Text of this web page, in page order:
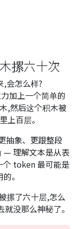
摞六十次
,会怎么样?
加上一个简单的
,然后这个积木被
上百层。
抽象、更跟整段
— 理解文本是从表
个 token 最可能是
。
摞了六十层,怎么
没那么神秘了。